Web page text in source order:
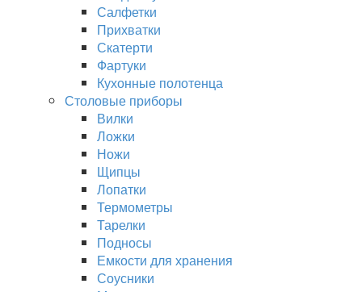
Салфетки
Прихватки
Скатерти
Фартуки
Кухонные полотенца
Столовые приборы
Вилки
Ложки
Ножи
Щипцы
Лопатки
Термометры
Тарелки
Подносы
Емкости для хранения
Соусники